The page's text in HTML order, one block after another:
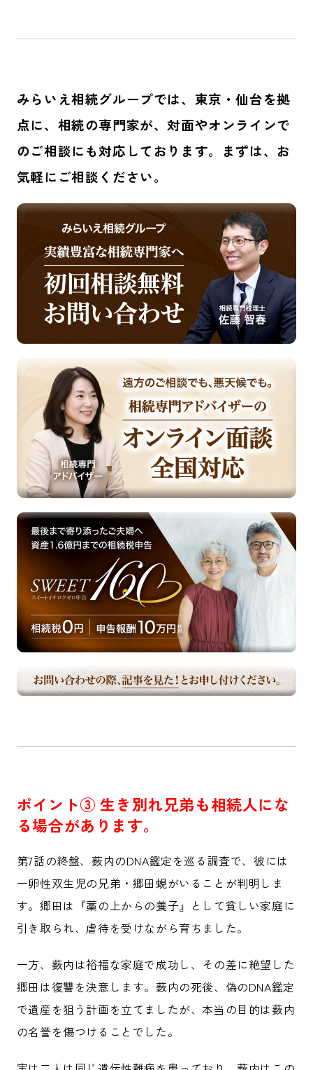
みらいえ相続グループでは、東京・仙台を拠
点に、 相続の専門家が、対面やオンラインで
のご相談にも対応しております。まずは、お
気軽にご相談ください。
ポイント③ 生き別れ兄弟も相続人にな
る場合があります。
第7話の終盤、薮内のDNA鑑定を巡る調査で、彼には
一卵性双生児の兄弟・郷田蜆がいることが判明しま
す。郷田は『藁の上からの養子』として貧しい家庭に
引き取られ、虐待を受けながら育ちました。
一方、薮内は裕福な家庭で成功し、その差に絶望した
郷田は復讐を決意します。薮内の死後、偽のDNA鑑定
で遺産を狙う計画を立てましたが、本当の目的は薮内
の名誉を傷つけることでした。